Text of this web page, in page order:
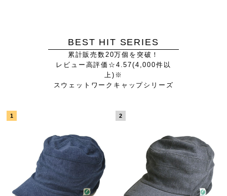
BEST HIT SERIES
累計販売数20万個を突破！
レビュー高評価☆4.57(4,000件以
上)※
スウェットワークキャップシリーズ